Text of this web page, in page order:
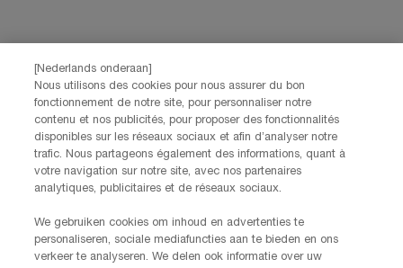
Vendredi)
Via e-mail
INFORMATIONS SUR LE FABRICANT
LANCOME PARIS
14, rue Royale - 75008 Paris France
Info.conso@be.lancome.com
Options d'achat
[Nederlands onderaan]
Nous utilisons des cookies pour nous assurer du bon
fonctionnement de notre site, pour personnaliser notre
contenu et nos publicités, pour proposer des fonctionnalités
disponibles sur les réseaux sociaux et afin d’analyser notre
trafic. Nous partageons également des informations, quant à
votre navigation sur notre site, avec nos partenaires
analytiques, publicitaires et de réseaux sociaux.
We gebruiken cookies om inhoud en advertenties te
personaliseren, sociale mediafuncties aan te bieden en ons
verkeer te analyseren. We delen ook informatie over uw